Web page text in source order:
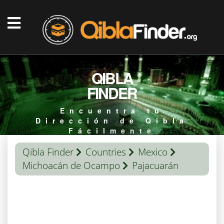
QIBLA
FINDER
Encuentra tu
Dirección de Qibla
Fácilmente
Qibla Finder Countries
Mexico
Michoacán de Ocampo
Pajacuarán